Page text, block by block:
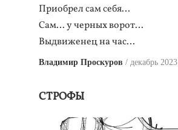
Приобрел сам себя…
Сам… у черных ворот…
Выдвиженец на час…
Владимир Проскуров декабрь 2023
СТРОФЫ